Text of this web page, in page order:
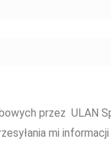
przez ULAN
mi